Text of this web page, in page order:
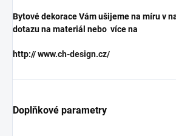
Bytové dekorace Vám ušijeme na míru v
dotazu na materiál nebo více na
http://www.ch-design.cz/
Doplňkové parametry